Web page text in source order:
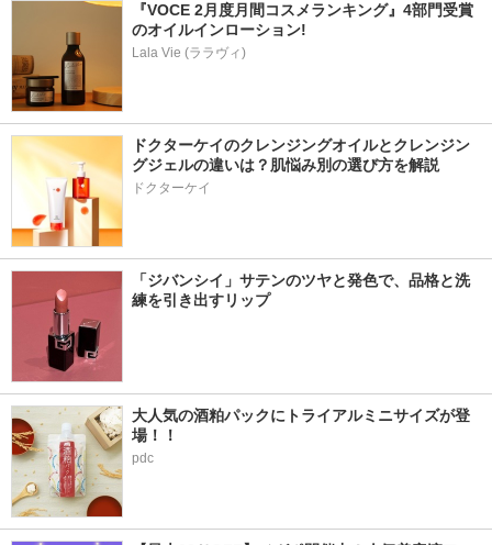
『VOCE 2月度月間コスメランキング』4部門受賞
のオイルインローション!
Lala Vie (ララヴィ)
ドクターケイのクレンジングオイルとクレンジン
グジェルの違いは？肌悩み別の選び方を解説
ドクターケイ
「ジバンシイ」サテンのツヤと発色で、品格と洗
練を引き出すリップ
大人気の酒粕パックにトライアルミニサイズが登
場！！
pdc